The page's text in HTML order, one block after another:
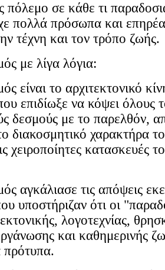
σε κάθε τι
πολλά πρόσωπα και
τέχνη και τον τρόπο ζωής.
με λίγα λόγια:
είναι το αρχιτεκτονικό
επιδίωξε να κόψει όλους
δεσμούς με το παρελθόν,
διακοσμητικό χαρακτήρα
χειροποίητες κατασκευές
αγκάλιασε τις απόψεις
υποστήριζαν ότι οι
λογοτεχνίας,
και καθημερινής
πρότυπα.